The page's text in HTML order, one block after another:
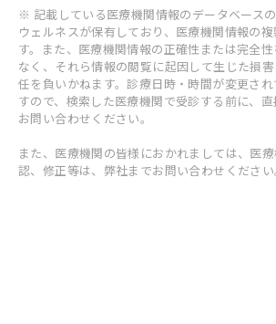
※ 記載している医療機関情報のデータベース
ウェルネスが保有しており、医療機関情報の
す。また、医療機関情報の正確性または完全
なく、それら情報の閲覧に起因して生じた損
任を負いかねます。診療日時・時間が変更さ
すので、検索した医療機関で受診する前に、
お問い合わせください。
また、医療機関の皆様におかれましては、医
認、修正等は、弊社までお問い合わせください